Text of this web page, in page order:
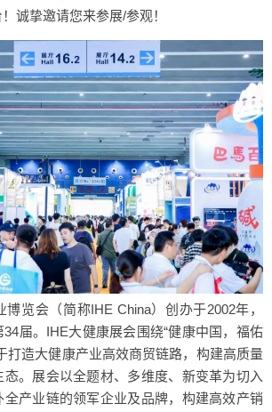
诚挚邀请您来参展/参观！
览会（简称IHE China）创办于2002年，
届。IHE大健康展会围绕“健康中国，福佑
打造大健康产业高效商贸链路，构建高质量
。展会以全题材、多维度、新变革为切入
全产业链的领军企业及品牌，构建高效产销